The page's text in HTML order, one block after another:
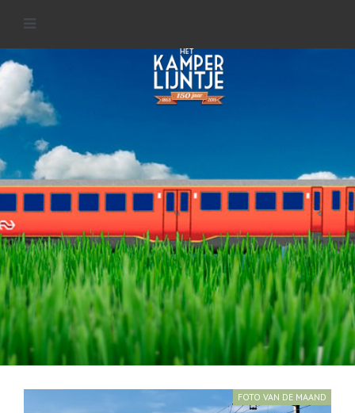
Welkom op de website van het
KamperLijntje
MEER INFORMATIE
FOTO VAN DE MAAND